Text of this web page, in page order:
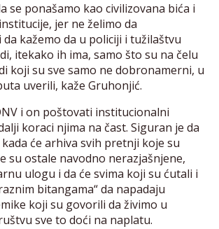
se ponašamo kao civilizovana bića i
jer ne želimo da
kažemo da u policiji i tužilaštvu
itekako ih ima, samo što su na čelu
koji su sve samo ne dobronamerni, u
uverili, kaže Gruhonjić.
i on poštovati institucionalni
koraci njima na čast. Siguran je da
će arhiva svih pretnji koje su
su ostale navodno nerazjašnjene,
ulogu i da će svima koji su ćutali i
bitangama“ da napadaju
koji su govorili da živimo u
sve to doći na naplatu.